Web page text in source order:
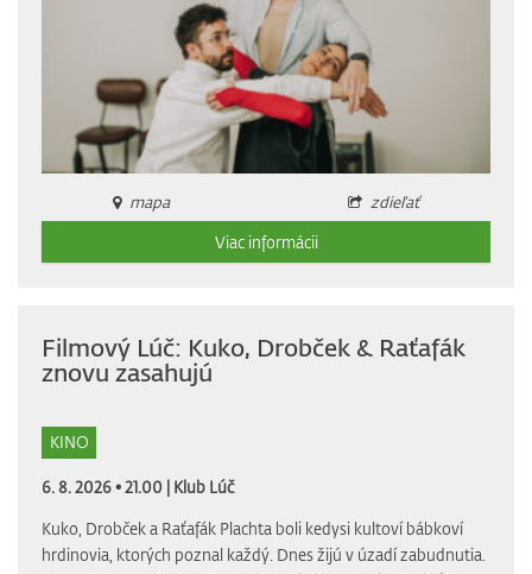
mapa
zdieľať
Viac informácii
Filmový Lúč: Kuko, Drobček & Raťafák
znovu zasahujú
KINO
6. 8. 2026 • 21.00 | Klub Lúč
Kuko, Drobček a Raťafák Plachta boli kedysi kultoví bábkoví
hrdinovia, ktorých poznal každý. Dnes žijú v úzadí zabudnutia.